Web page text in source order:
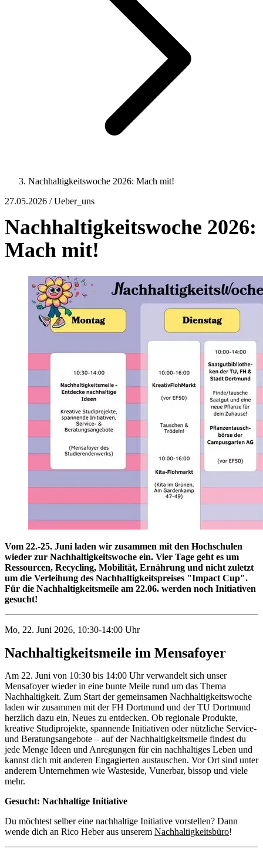
Nachhaltigkeitswoche 2026: Mach mit!
27.05.2026 / Ueber_uns
Nachhaltigkeitswoche 2026:
Mach mit!
Vom 22.-25. Juni laden wir zusammen mit den Hochschulen
wieder zur Nachhaltigkeitswoche ein. Vier Tage geht es um
Ressourcen, Recycling, Mobilität, Ernährung und nicht zuletzt
um die Verleihung des Nachhaltigkeitspreises "Impact Cup".
Für die Nachhaltigkeitsmeile am 22.06. werden noch Initiativen
gesucht!
Mo, 22. Juni 2026, 10:30-14:00 Uhr
Nachhaltigkeitsmeile im Mensafoyer
Am 22. Juni von 10:30 bis 14:00 Uhr verwandelt sich unser
Mensafoyer wieder in eine bunte Meile rund um das Thema
Nachhaltigkeit. Zum Start der gemeinsamen Nachhaltigkeitswoche
laden wir zusammen mit der FH Dortmund und der TU Dortmund
herzlich dazu ein, Neues zu entdecken. Ob regionale Produkte,
kreative Studiprojekte, spannende Initiativen oder nützliche Service-
und Beratungsangebote – auf der Nachhaltigkeitsmeile findest du
jede Menge Ideen und Anregungen für ein nachhaltiges Leben und
kannst dich mit anderen Engagierten austauschen. Vor Ort sind unter
anderem Unternehmen wie Wasteside, Vunerbar, bissop und viele
mehr.
Gesucht: Nachhaltige Initiative
Du möchtest selber eine nachhaltige Initiative vorstellen? Dann
wende dich an Rico Heber aus unserem Nachhaltigkeitsbüro!